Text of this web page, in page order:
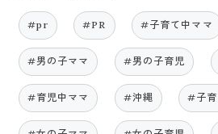
#pr #PR #子育て中ママ
#男の子ママ #男の子育児
#育児中ママ #沖縄 #子育